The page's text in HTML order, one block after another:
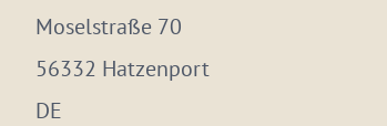
Moselstraße 70
56332 Hatzenport
DE